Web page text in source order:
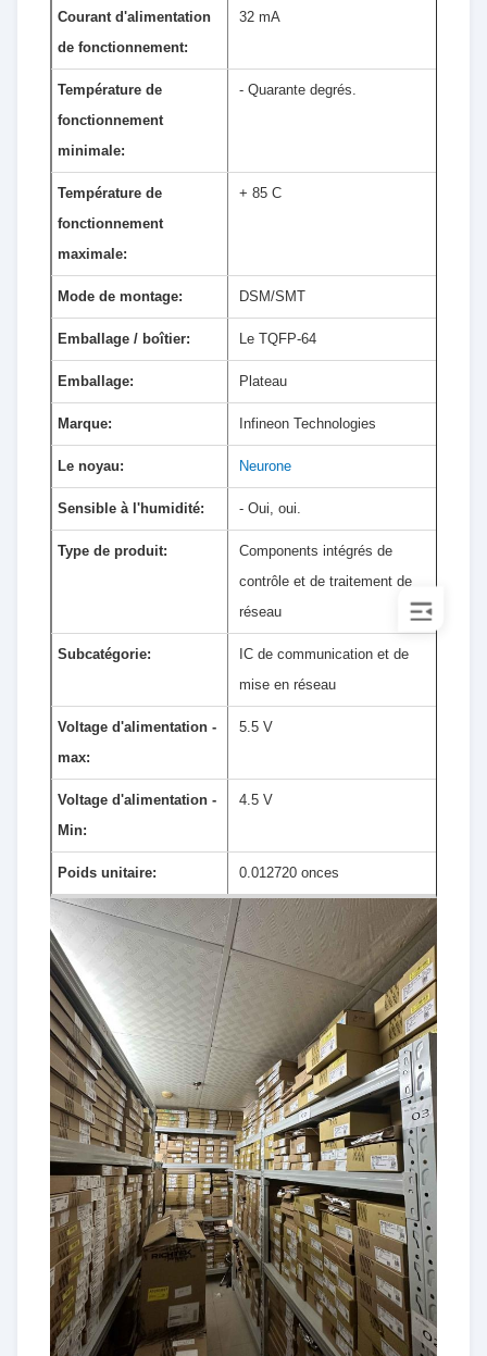
Courant d'alimentation
de fonctionnement:
32 mA
Température de
fonctionnement
minimale:
- Quarante degrés.
Température de
fonctionnement
maximale:
+ 85 C
Mode de montage: DSM/SMT
Emballage / boîtier: Le TQFP-64
Emballage: Plateau
Marque: Infineon Technologies
Le noyau: Neurone
Sensible à l'humidité: - Oui, oui.
Type de produit:
Components intégrés de
contrôle et de traitement de
réseau
Subcatégorie:
IC de communication et de
mise en réseau
Voltage d'alimentation -
max:
5.5 V
Voltage d'alimentation -
Min:
4.5 V
Poids unitaire: 0.012720 onces